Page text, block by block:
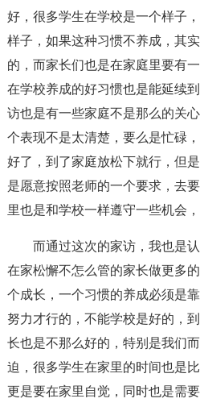
好，很多学生在学校是一个样子
样子，如果这种习惯不养成，其
的，而家长们也是在家庭里要有
在学校养成的好习惯也是能延续
访也是有一些家庭不是那么的关
个表现不是太清楚，要么是忙碌
好了，到了家庭放松下就行，但
是愿意按照老师的一个要求，去
里也是和学校一样遵守一些机会，
而通过这次的家访，我也是
在家松懈不怎么管的家长做更多
个成长，一个习惯的养成必须是
努力才行的，不能学校是好的，
长也是不那么好的，特别是我们
迫，很多学生在家里的时间也是
更是要在家里自觉，同时也是需